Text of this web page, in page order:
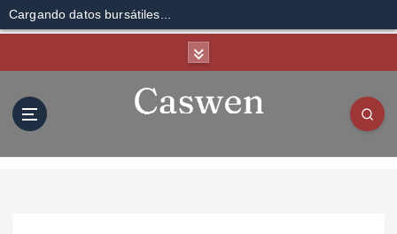
Cargando datos bursátiles...